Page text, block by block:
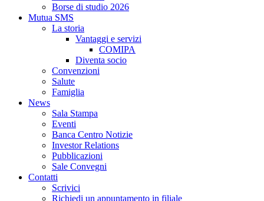
Borse di studio 2026
Mutua SMS
La storia
Vantaggi e servizi
COMIPA
Diventa socio
Convenzioni
Salute
Famiglia
News
Sala Stampa
Eventi
Banca Centro Notizie
Investor Relations
Pubblicazioni
Sale Convegni
Contatti
Scrivici
Richiedi un appuntamento in filiale